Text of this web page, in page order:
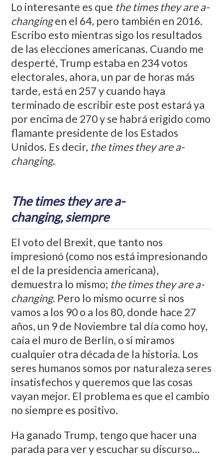
Lo interesante es que the times they are a-
changingen el 64, pero también en 2016.
Escribo esto mientras sigo los resultados
de las elecciones americanas. Cuando me
desperté, Trump estaba en 234 votos
electorales, ahora, un par de horas más
tarde, está en 257 y cuando haya
terminado de escribir este post estará ya
por encima de 270 y se habrá erigido como
flamante presidente de los Estados
Unidos. Es decir, the times they are a-
changing.
The times they are a-
changing,siempre
El voto del Brexit, que tanto nos
impresionó (como nos está impresionando
el de la presidencia americana),
demuestra lo mismo; the times they are a-
changing. Pero lo mismo ocurre si nos
vamos a los 90 o a los 80, donde hace 27
años, un 9 de Noviembre tal día como hoy,
caía el muro de Berlín, o si miramos
cualquier otra década de la historia. Los
seres humanos somos por naturaleza seres
insatisfechos y queremos que las cosas
vayan mejor. El problema es que el cambio
no siempre es positivo.
Ha ganado Trump, tengo que hacer una
parada para ver y escuchar su discurso…